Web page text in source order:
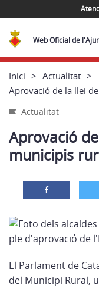
Web Oficial de
Inici
Actualitat
Aprovació de la llei
Actualitat
Aprovació
municipis
ChatGPT
Plus
El Parlament de
del Municipi Rural,